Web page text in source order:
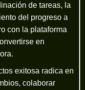
de tareas, la
del progreso a
con la plataforma
en
exitosa radica en
colaborar